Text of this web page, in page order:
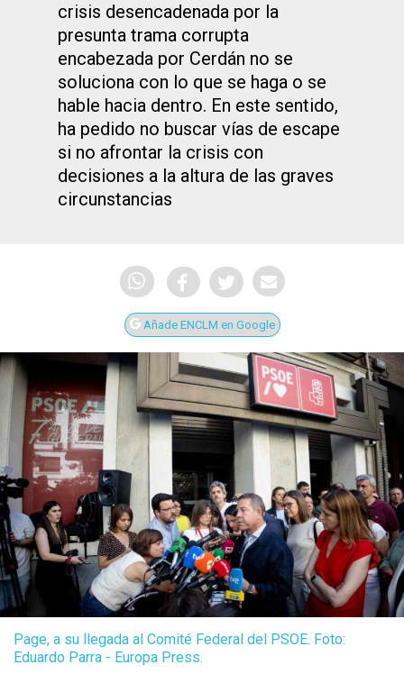
crisis desencadenada por la
presunta trama corrupta
encabezada por Cerdán no se
soluciona con lo que se haga o se
hable hacia dentro. En este sentido,
ha pedido no buscar vías de escape
si no afrontar la crisis con
decisiones a la altura de las graves
circunstancias
Añade ENCLM en Google
Page, a su llegada al Comité Federal del PSOE. Foto:
Eduardo Parra - Europa Press.